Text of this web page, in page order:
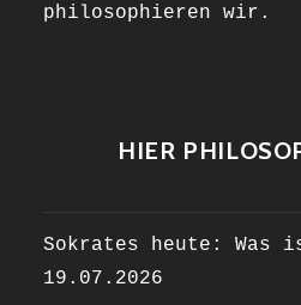
philosophieren wir.
HIER
Sokrates heute: Was
19.07.2026